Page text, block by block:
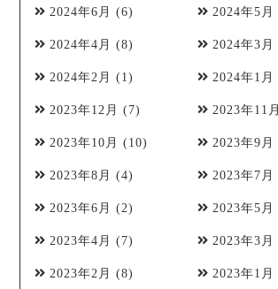
2024年6月 (6) 2024年5月
2024年4月 (8) 2024年3月
2024年2月 (1) 2024年1月
2023年12月 (7) 2023年11月
2023年10月 (10) 2023年9月
2023年8月 (4) 2023年7月
2023年6月 (2) 2023年5月
2023年4月 (7) 2023年3月
2023年2月 (8) 2023年1月